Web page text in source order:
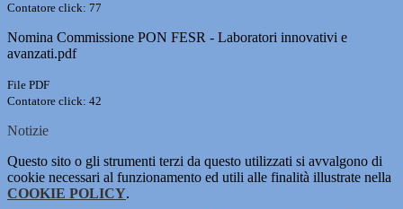
Contatore click: 77
Nomina Commissione PON FESR - Laboratori innovativi e
avanzati.pdf
File PDF
Contatore click: 42
Notizie
Questo sito o gli strumenti terzi da questo utilizzati si avvalgono di
cookie necessari al funzionamento ed utili alle finalità illustrate nella
COOKIE POLICY.